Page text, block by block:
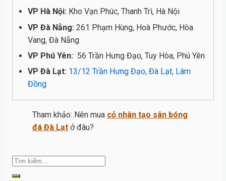
VP Hà Nội: Kho Vạn Phúc, Thanh Trì, Hà Nội
VP Đà Nẵng: 261 Phạm Hùng, Hoà Phước, Hòa
Vang, Đà Nẵng
VP Phú Yên: 56 Trần Hưng Đạo, Tuy Hòa, Phú Yên
VP Đà Lạt: 13/12 Trần Hưng Đạo, Đà Lạt, Lâm
Đồng
Tham khảo: Nên mua cỏ nhân tạo sân bóng
đá Đà Lạt ở đâu?